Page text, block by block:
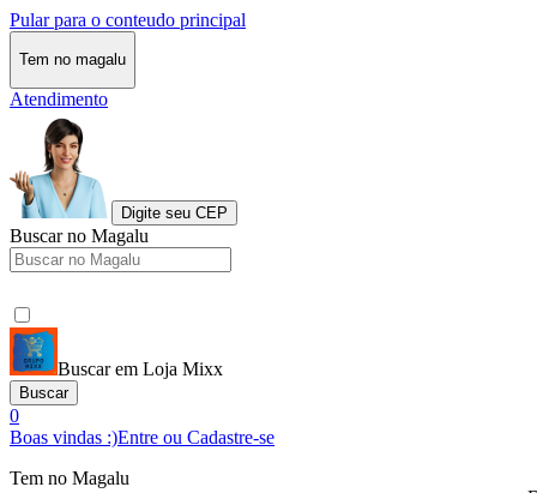
Pular para o conteudo principal
Tem no magalu
Atendimento
Digite seu CEP
Buscar no Magalu
Buscar em Loja Mixx
Buscar
0
Boas vindas :)Entre ou Cadastre-se
Tem no Magalu